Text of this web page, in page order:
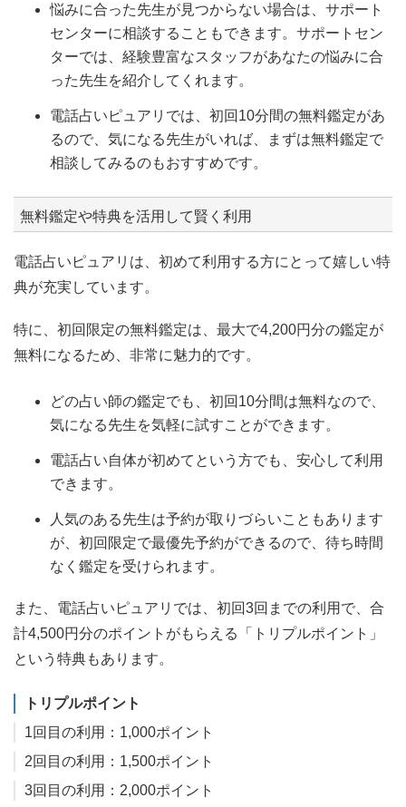
悩みに合った先生が見つからない場合は、サポート
センターに相談することもできます。サポートセン
ターでは、経験豊富なスタッフがあなたの悩みに合
った先生を紹介してくれます。
電話占いピュアリでは、初回10分間の無料鑑定があ
るので、気になる先生がいれば、まずは無料鑑定で
相談してみるのもおすすめです。
無料鑑定や特典を活用して賢く利用
電話占いピュアリは、初めて利用する方にとって嬉しい特
典が充実しています。
特に、初回限定の無料鑑定は、最大で4,200円分の鑑定が
無料になるため、非常に魅力的です。
どの占い師の鑑定でも、初回10分間は無料なので、
気になる先生を気軽に試すことができます。
電話占い自体が初めてという方でも、安心して利用
できます。
人気のある先生は予約が取りづらいこともあります
が、初回限定で最優先予約ができるので、待ち時間
なく鑑定を受けられます。
また、電話占いピュアリでは、初回3回までの利用で、合
計4,500円分のポイントがもらえる「トリプルポイント」
という特典もあります。
トリプルポイント
1回目の利用：1,000ポイント
2回目の利用：1,500ポイント
3回目の利用：2,000ポイント